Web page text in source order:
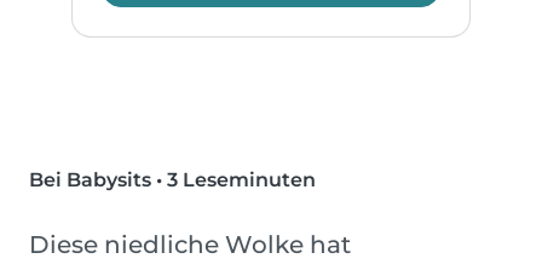
Bei Babysits • 3 Leseminuten
Diese niedliche Wolke hat